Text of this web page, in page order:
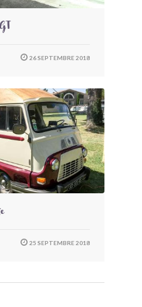
26 SEPTEMBRE 2018
25 SEPTEMBRE 2018